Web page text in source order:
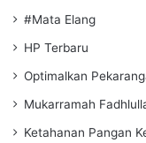
#Mata Elang
HP Terbaru
Optimalkan
Mukarramah
Ketahanan Pangan